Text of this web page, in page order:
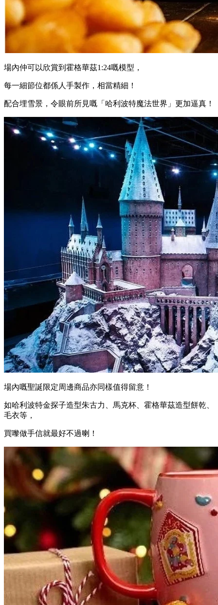
場內仲可以欣賞到霍格華茲1:24嘅模型，
每一細節位都係人手製作，相當精細！
配合埋雪景，令眼前所見嘅「哈利波特魔法世界」更加逼真！
場內嘅聖誕限定周邊商品亦同樣值得留意！
如哈利波特金探子造型朱古力、馬克杯、霍格華茲造型餅乾、
毛衣等，
買嚟做手信就最好不過喇！